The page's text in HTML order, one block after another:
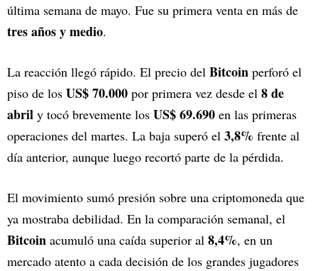
última semana de mayo. Fue su primera venta en más de
tres años y medio.
La reacción llegó rápido. El precio del Bitcoin perforó el
piso de los US$ 70.000 por primera vez desde el 8 de
abril y tocó brevemente los US$ 69.690 en las primeras
operaciones del martes. La baja superó el 3,8% frente al
día anterior, aunque luego recortó parte de la pérdida.
El movimiento sumó presión sobre una criptomoneda que
ya mostraba debilidad. En la comparación semanal, el
Bitcoin acumuló una caída superior al 8,4%, en un
mercado atento a cada decisión de los grandes jugadores